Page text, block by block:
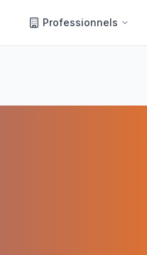
Professionnels